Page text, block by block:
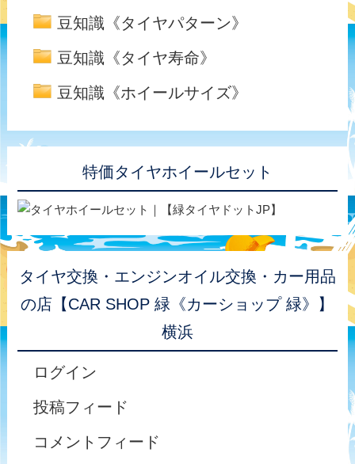
豆知識《タイヤパターン》
豆知識《タイヤ寿命》
豆知識《ホイールサイズ》
特価タイヤホイールセット
タイヤ交換・エンジンオイル交換・カー用品
の店【CAR SHOP 緑《カーショップ 緑》】
横浜
ログイン
投稿フィード
コメントフィード